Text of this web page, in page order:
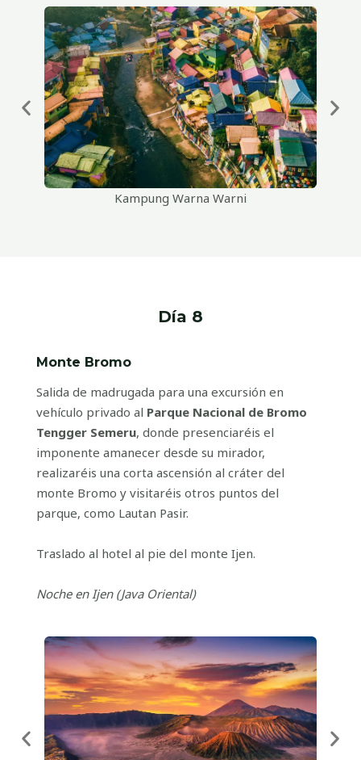
Kampung Warna Warni
Día 8
Monte Bromo
Salida de madrugada para una excursión en
vehículo privado al Parque Nacional de Bromo
Tengger Semeru, donde presenciaréis el
imponente amanecer desde su mirador,
realizaréis una corta ascensión al cráter del
monte Bromo y visitaréis otros puntos del
parque, como Lautan Pasir.
Traslado al hotel al pie del monte Ijen.
Noche en Ijen (Java Oriental)